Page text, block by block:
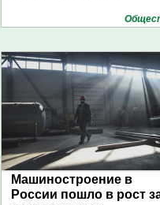
Машиностроение в
России пошло в рост